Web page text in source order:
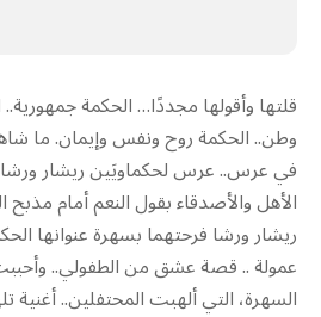
قلتها وأقولها مجددًا… الحكمة
وطن.. الحكمة روح ونفس وإيمان. ما
في عرس.. عرس لحكماويَين ريشار
الأهل والأصدقاء بقول النعم أمام
ريشار ورشا فرحتهما بسهرة عنوانها
عمولة .. قصة عشق من الطفولي..
السهرة، التي ألهبت المحتفلين..